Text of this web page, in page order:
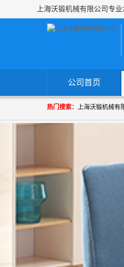
公司首页
热门搜索：